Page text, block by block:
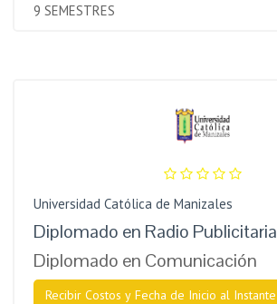
9 SEMESTRES
Universidad Católica de Manizales
Diplomado en Radio Publicitaria
Diplomado en Comunicación
Recibir Costos y Fecha de Inicio al Instante